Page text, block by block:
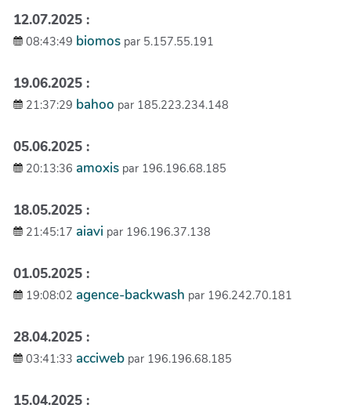
12.07.2025 :
08:43:49 biomos par 5.157.55.191
19.06.2025 :
21:37:29 bahoo par 185.223.234.148
05.06.2025 :
20:13:36 amoxis par 196.196.68.185
18.05.2025 :
21:45:17 aiavi par 196.196.37.138
01.05.2025 :
19:08:02 agence-backwash par 196.242.70.181
28.04.2025 :
03:41:33 acciweb par 196.196.68.185
15.04.2025 :